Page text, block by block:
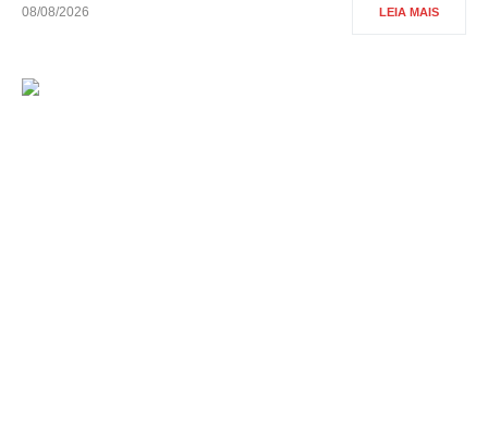
08/08/2026 LEIA MAIS